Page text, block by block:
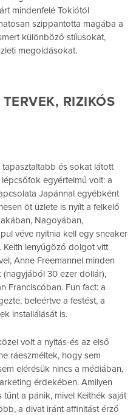
mindenfelé Tokiótól
szippantotta magába a
különböző stílusokat,
megoldásokat.
RIZIKÓS
és sokat látott
egyértelmű volt: a
Japánnal egyébként
öt üzlete is nyílt a felkelő
Nagoyában,
véve nyitnia kell egy sneaker
Keith lenyűgöző dolgot vitt
Anne Freemannel minden
30 ezer dollár),
Franciscóban. Fun fact: a
beleértve a festést, a
installálását is.
volt a nyitás-és az első
ráeszméltek, hogy sem
elérésük nincs a médiában,
érdekében. Amilyen
a pánik, mivel Keithék saját
a divat iránt affinitást érző